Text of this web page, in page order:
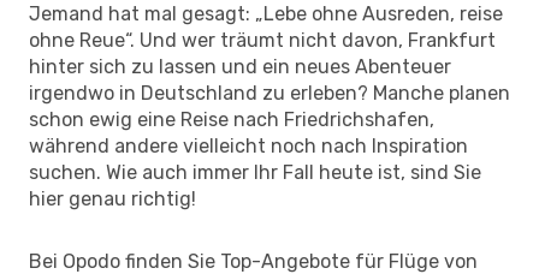
Jemand hat mal gesagt: „Lebe ohne Ausreden, reise
ohne Reue“. Und wer träumt nicht davon, Frankfurt
hinter sich zu lassen und ein neues Abenteuer
irgendwo in Deutschland zu erleben? Manche planen
schon ewig eine Reise nach Friedrichshafen,
während andere vielleicht noch nach Inspiration
suchen. Wie auch immer Ihr Fall heute ist, sind Sie
hier genau richtig!
Bei Opodo finden Sie Top-Angebote für Flüge von